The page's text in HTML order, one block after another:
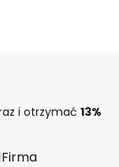
i otrzymać 13%
Firma